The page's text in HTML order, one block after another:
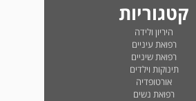
קטגוריות
היריון ולידה
רפואת עיניים
רפואת שיניים
תינוקות וילדים
אורטופדיה
רפואת נשים